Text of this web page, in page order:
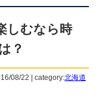
しむなら時
？
08/22 | category:北海道